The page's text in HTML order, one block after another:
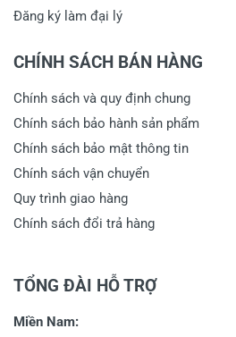
Đăng ký làm đại lý
CHÍNH SÁCH BÁN HÀNG
Chính sách và quy định chung
Chính sách bảo hành sản phẩm
Chính sách bảo mật thông tin
Chính sách vận chuyển
Quy trình giao hàng
Chính sách đổi trả hàng
TỔNG ĐÀI HỖ TRỢ
Miền Nam: